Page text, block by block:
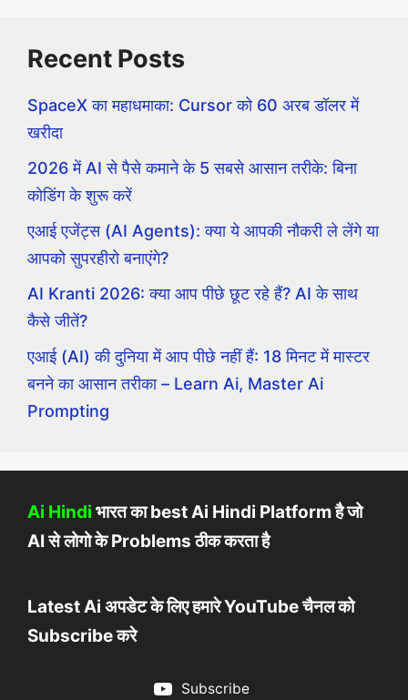
Recent Posts
SpaceX का महाधमाका: Cursor को 60 अरब डॉलर में
खरीदा
2026 में AI से पैसे कमाने के 5 सबसे आसान तरीके: बिना
कोडिंग के शुरू करें
एआई एजेंट्स (AI Agents): क्या ये आपकी नौकरी ले लेंगे या
आपको सुपरहीरो बनाएंगे?
AI Kranti 2026: क्या आप पीछे छूट रहे हैं? AI के साथ
कैसे जीतें?
एआई (AI) की दुनिया में आप पीछे नहीं हैं: 18 मिनट में मास्टर
बनने का आसान तरीका – Learn Ai, Master Ai
Prompting
Ai Hindi भारत का best Ai Hindi Platform है जो
AI से लोगो के Problems ठीक करता है
Latest Ai अपडेट के लिए हमारे YouTube चैनल को
Subscribe करे
Subscribe